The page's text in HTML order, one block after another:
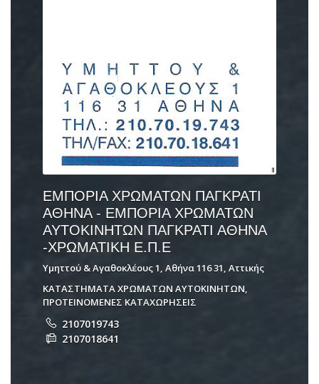
ΕΜΠΟΡΙΑ ΧΡΩΜΑΤΩΝ ΠΑΓΚΡΑΤΙ
ΑΘΗΝΑ - ΕΜΠΟΡΙΑ ΧΡΩΜΑΤΩΝ
ΑΥΤΟΚΙΝΗΤΩΝ ΠΑΓΚΡΑΤΙ ΑΘΗΝΑ
-ΧΡΩΜΑΤΙΚΗ Ε.Π.Ε
Υμηττού & Αγαθοκλέους 1, Αθήνα 116 31, Αττικής
ΚΑΤΑΣΤΗΜΑΤΑ ΧΡΩΜΑΤΩΝ ΑΥΤΟΚΙΝΗΤΩΝ,
ΠΡΟΤΕΙΝΟΜΕΝΕΣ ΚΑΤΑΧΩΡΗΣΕΙΣ
2107019743
2107018641